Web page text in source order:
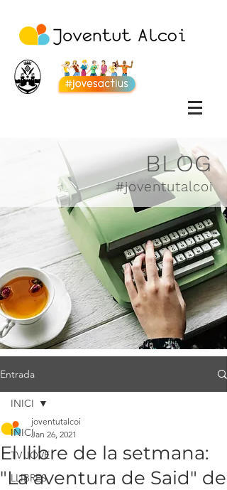
BLOG
#joventutalcoi
Entrada
INICI
TV JOVE
LLIBRES
INICI
El llibre de la setmana:
"La aventura de Said" de
joventutalcoi
Jan 26, 2021